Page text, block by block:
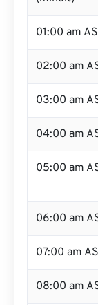
01:00 am
02:00 am
03:00 am
04:00 am
05:00 am
06:00 am
07:00 am
08:00 am